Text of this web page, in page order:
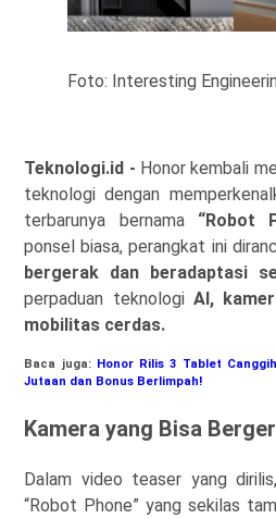
Foto: Interesting
Teknologi.id - Honor kembali
teknologi dengan
terbarunya bernama “Robot
ponsel biasa, perangkat ini
bergerak dan beradaptasi
perpaduan teknologi AI,
mobilitas cerdas.
Baca juga: Honor Rilis 3 Tablet
Jutaan dan Bonus Berlimpah!
Kamera yang Bisa
Dalam video teaser yang
“Robot Phone” yang sekilas